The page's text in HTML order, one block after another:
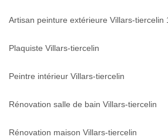
Artisan peinture extérieure Villars-tiercelin
Plaquiste Villars-tiercelin
Peintre intérieur Villars-tiercelin
Rénovation salle de bain Villars-tiercelin
Rénovation maison Villars-tiercelin